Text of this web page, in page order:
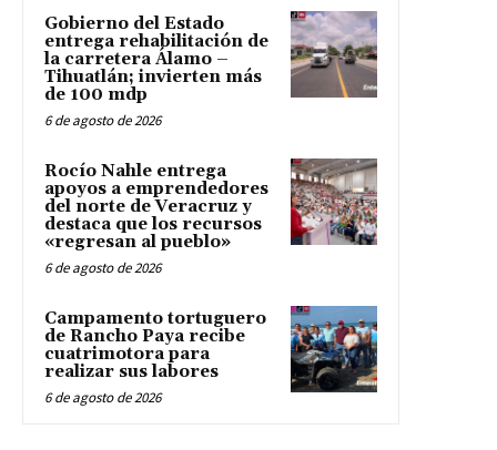
Gobierno del Estado
entrega rehabilitación de
la carretera Álamo –
Tihuatlán; invierten más
de 100 mdp
6 de agosto de 2026
Rocío Nahle entrega
apoyos a emprendedores
del norte de Veracruz y
destaca que los recursos
«regresan al pueblo»
6 de agosto de 2026
Campamento tortuguero
de Rancho Paya recibe
cuatrimotora para
realizar sus labores
6 de agosto de 2026